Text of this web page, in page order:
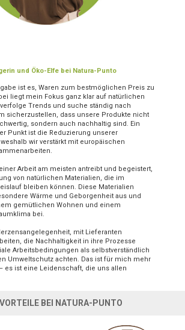
und Öko-Elfe bei Natura-Punto
ist es, Waren zum bestmöglichen Preis zu
liegt mein Fokus ganz klar auf natürlichen
Trends und suche ständig nach
sicherzustellen, dass unsere Produkte nicht
sondern auch nachhaltig sind. Ein
Punkt ist die Reduzierung unserer
wir verstärkt mit europäischen
Arbeit am meisten antreibt und begeistert,
von natürlichen Materialien, die im
bleiben können. Diese Materialien
Wärme und Geborgenheit aus und
gemütlichen Wohnen und einem
bei.
mit Lieferanten
die Nachhaltigkeit in ihre Prozesse
Arbeitsbedingungen als selbstverständlich
Umweltschutz achten. Das ist für mich mehr
es ist eine Leidenschaft, die uns allen
VORTEILE BEI NATURA-PUNTO